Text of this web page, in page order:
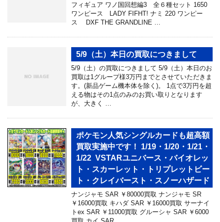
フィギュア ワノ国回想編3 全６種セット 1650
ワンピース LADY FIFHT! ナミ 220 ワンピー
ス DXF THE GRANDLINE …
5/9（土）本日の買取につきまして
5/9（土）の買取につきまして 5/9（土）本日のお
買取は1グループ様3万円までとさせていただきま
す。(新品ゲーム機本体を除く)。 1点で3万円を超
える物はその1点のみのお買い取りとなります
が、大きく …
ポケモン人気シングルカードも超高額
買取実施中です！ 1/19・1/20・1/21・
1/22 VSTARユニバース・バイオレッ
ト・スカーレット・トリプレットビー
ト・クレイバースト・スノーハザード
ナンジャモ SAR ￥80000買取 ナンジャモ SR
￥16000買取 キハダ SAR ￥16000買取 サーナイ
トex SAR ￥11000買取 グルーシャ SAR ￥6000